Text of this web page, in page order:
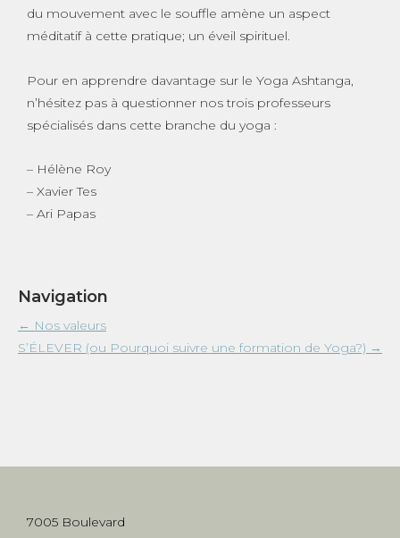
du mouvement avec le souffle amène un aspect
méditatif à cette pratique; un éveil spirituel.
Pour en apprendre davantage sur le Yoga Ashtanga,
n’hésitez pas à questionner nos trois professeurs
spécialisés dans cette branche du yoga :
– Hélène Roy
– Xavier Tes
– Ari Papas
Navigation
← Nos valeurs
S’ÉLEVER (ou Pourquoi suivre une formation de Yoga?) →
7005 Boulevard